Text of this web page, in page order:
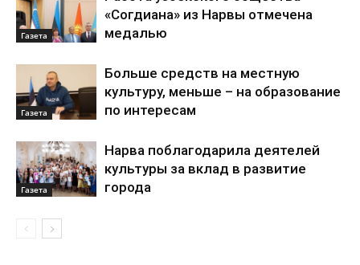
Газета
«Согдиана» из Нарвы отмечена
медалью
Газета
Больше средств на местную
культуру, меньше – на образование
по интересам
Газета
Нарва поблагодарила деятелей
культуры за вклад в развитие
города